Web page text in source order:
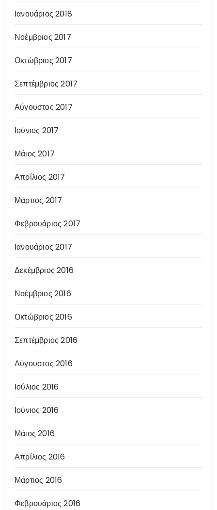
Ιανουάριος 2018
Νοέμβριος 2017
Οκτώβριος 2017
Σεπτέμβριος 2017
Αύγουστος 2017
Ιούνιος 2017
Μάιος 2017
Απρίλιος 2017
Μάρτιος 2017
Φεβρουάριος 2017
Ιανουάριος 2017
Δεκέμβριος 2016
Νοέμβριος 2016
Οκτώβριος 2016
Σεπτέμβριος 2016
Αύγουστος 2016
Ιούλιος 2016
Ιούνιος 2016
Μάιος 2016
Απρίλιος 2016
Μάρτιος 2016
Φεβρουάριος 2016